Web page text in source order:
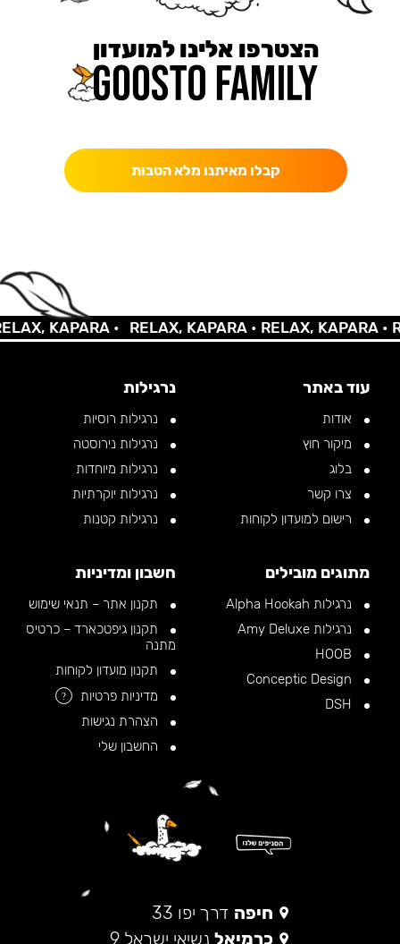
הצטרפו אלינו למועדון
קבלו מאיתנו מלא הטבות
KAPARA • RELAX, KAPARA •RELAX, KAPARA •
עוד באתר
אודות
מיקור חוץ
בלוג
צרו קשר
רישום למועדון לקוחות
נרגילות
נרגילות רוסיות
נרגילות נירוסטה
נרגילות מיוחדות
נרגילות יוקרתיות
נרגילות קטנות
מתוגים מובילים
נרגילות Alpha Hookah
נרגילות Amy Deluxe
חשבון ומדיניות
תקנון אתר – תנאי שימוש
תקנון גיפטכארד – כרטיס
מתנה
תקנון מועדון לקוחות
מדיניות פרטיות
?
הצהרת נגישות
החשבון שלי
חיפה דרך יפו 33
כרמיאל נשיאי ישראל 9